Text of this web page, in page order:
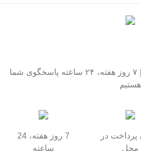
تلفن پشتیبانی | 09120511400 | ۷ روز هفته، ۲۴ ساعته پاسخگوی شما
هستیم
پرداخت در
محل
7 روز هفته، 24
ساعته